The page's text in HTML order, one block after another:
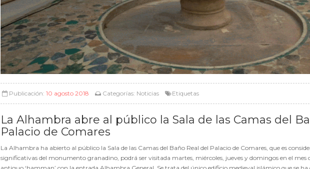
Publicación: 10 agosto 2018 Categorías: Noticias Etiquetas
La Alhambra abre al público la Sala de las Camas del
Palacio de Comares
La Alhambra ha abierto al público la Sala de las Camas del Baño Real del Palacio de Comares, que es
significativas del monumento granadino, podrá ser visitada martes, miércoles, jueves y domingos en el mes